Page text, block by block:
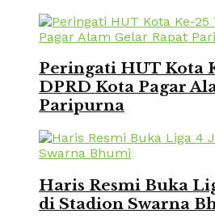
Peringati HUT Kota
DPRD Kota Pagar
Paripurna
Haris Resmi Buka
di Stadion Swarna